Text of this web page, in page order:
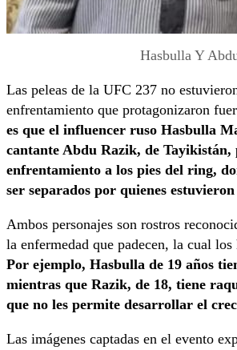
Hasbulla Y
Las peleas de la UFC 237 no
enfrentamiento que protagonizaron
es que el influencer ruso Hasbulla
cantante Abdu Razik, de
enfrentamiento a los pies del ring,
ser separados por quienes
Ambos personajes son rostros
la enfermedad que padecen, la cual los
Por ejemplo, Hasbulla de 19 años
mientras que Razik, de 18, tiene
que no les permite desarrollar el
Las imágenes captadas en el evento